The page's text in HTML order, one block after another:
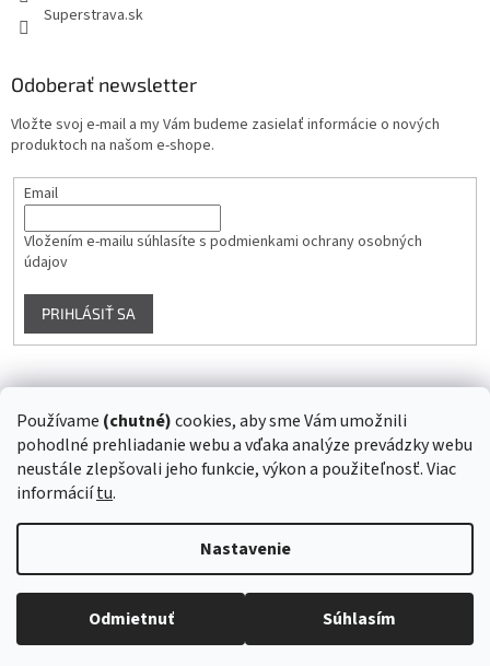
Používame (chutné)cookies, aby sme Vám umožnili
pohodlné prehliadanie webu a vďaka analýze prevádzky webu
neustále zlepšovali jeho funkcie, výkon a použiteľnosť. Viac
informáciítu.
Nastavenie
Odmietnuť Súhlasím
Superstrava.sk
Odoberať newsletter
Vložte svoj e-mail a my Vám budeme zasielať informácie o nových
produktoch na našom e-shope.
Email
Vložením e-mailu súhlasíte s podmienkami ochrany osobných
údajov
PRIHLÁSIŤ SA
Sledovať na Instagrame
Copyright 2026Superstrava.sk - staráme sa o Vaše zdravie....
Všetky práva vyhradené.
Upraviť nastavenie cookies